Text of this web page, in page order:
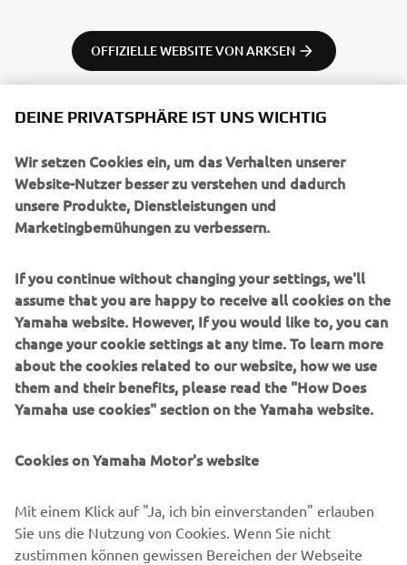
OFFIZIELLE WEBSITE VON ARKSEN
UNTERNEHMEN
B2B
MEHR YAMAHA
SUPPORT
NEWSLETTER
Sonderveranstaltungen, Neuerscheinungen und vielem mehr.
ABONNIEREN
DEINE PRIVATSPHÄRE IST UNS WICHTIG
Wir setzen Cookies ein, um das Verhalten unserer
Website-Nutzer besser zu verstehen und dadurch
unsere Produkte, Dienstleistungen und
Marketingbemühungen zu verbessern.
If you continue without changing your settings, we'll
assume that you are happy to receive all cookies on the
Yamaha website. However, If you would like to, you can
change your cookie settings at any time. To learn more
about the cookies related to our website, how we use
them and their benefits, please read the "How Does
Yamaha use cookies" section on the Yamaha website.
Cookies on Yamaha Motor's website
Mit einem Klick auf "Ja, ich bin einverstanden" erlauben
Sie uns die Nutzung von Cookies. Wenn Sie nicht
zustimmen können gewissen Bereichen der Webseite